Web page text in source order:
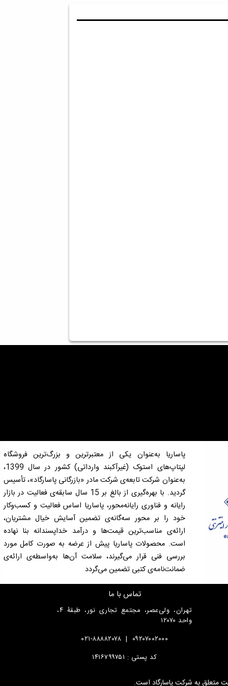
پاساریا به‌عنوان یکی از معتبرترین و بزرگ‌ترین فروشگاه
لپتاپ‌های استوک (غیرآکبند وارداتی) کشور در سال 1399،
به‌عنوان شرکت تابعه‌ی شرکت مادر «بازرگانی پاسارگاد»، تأسیس
گردید. با بهره‌گیری از بالغ بر 15 سال سابقه‌ی فعالیت در بازار
رایانه و فناوری رایانه‌محور، پاساریا اساس فعالیت و کسب‌وکار
خود را بر محور سه‌گانه‌ی تضمین آسایش خیال مشتریان،
ارائه‌ی مناسب‌ترین قیمت‌ها و درآمد خداپسندانه بنا نهاده
است. محصولات پاساریا پیش از عرضه به صورت کامل مورد
بررسی فنی قرار می‌گیرند، سلامت آن‌ها به‌واسطه‌ی ارائه‌ی
ضمانت‌نامه‌ی کتبی تضمین می‌گردد
تماس با ما
تهران، ولی‌عصر، مجتمع تجاری نور، طبقۀ ۴،
واحد ۱۲۰۷۰
۰۹۲۰۷۰۰۲۰۰۰ | ۰۲۱-۸۸۸۸۲۰۷۸
کد پستی : ۱۴۱۶۷۹۹۷۵۱
متعلق به شرکت پاسارگاد است.